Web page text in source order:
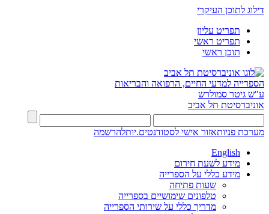
דילוג לתוכן העיקרי
תפריט עליון
תפריט ראשי
תוכן ראשי
הספרייה למדעי החיים, הרפואה והבריאות
ע"ש גיטר סמולרש
אוניברסיטת תל אביב
מערכת פניותאזור אישי לסטודנטים.יותלהרשמה
English
מידע לשעת חירום
מידע כללי על הספרייה
שעות פתיחה
טלפונים שימושיים בספרייה
מדריך כללי על שירותי הספרייה